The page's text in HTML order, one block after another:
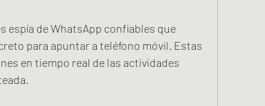
espía de WhatsApp confiables que
para apuntar a teléfono móvil. Estas
en tiempo real de las actividades